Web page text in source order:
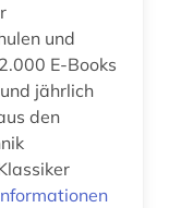
und
E-Books
jährlich
den